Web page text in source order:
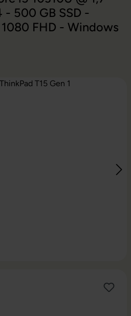
- 500 GB SSD -
FHD - Windows